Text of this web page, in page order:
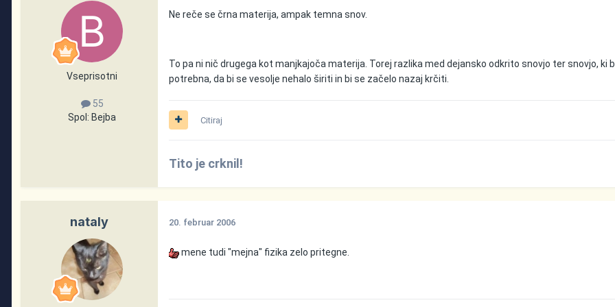
Vseprisotni
55
Spol: Bejba
Ne reče se črna materija, ampak temna snov.
To pa ni nič drugega kot manjkajoča materija. Torej razlika med dejansko odkrito snovjo ter snovjo, ki
potrebna, da bi se vesolje nehalo širiti in bi se začelo nazaj krčiti.
Citiraj
Tito je crknil!
nataly 20. februar 2006
mene tudi "mejna" fizika zelo pritegne.